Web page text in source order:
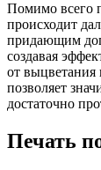
Помимо всего
происходит
придающим
создавая
от
позволяет
достаточно
Печать